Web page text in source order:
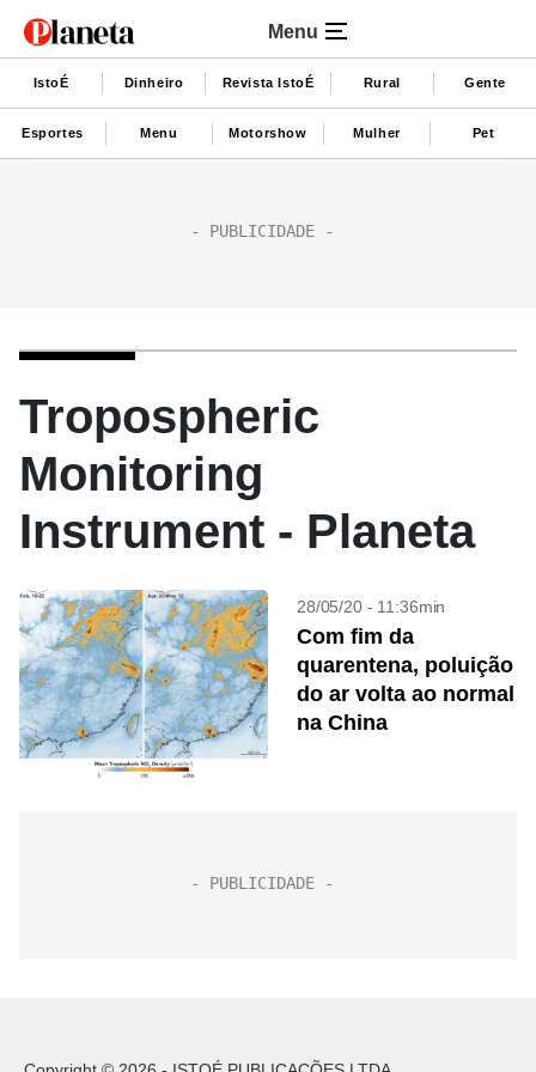
Menu
IstoÉ Dinheiro Revista IstoÉ Rural Gente
Esportes Menu Motorshow Mulher Pet
Tropospheric
Monitoring
Instrument - Planeta
28/05/20 - 11:36min
Com fim da
quarentena, poluição
do ar volta ao normal
na China